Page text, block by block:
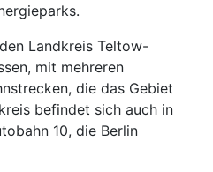
Landkreis Teltow-
mit mehreren
die das Gebiet
befindet sich auch in
10, die Berlin